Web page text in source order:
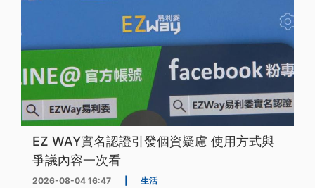
EZ WAY實名認證引發個資疑慮 使用方式與
爭議內容一次看
2026-08-04 16:47 生活